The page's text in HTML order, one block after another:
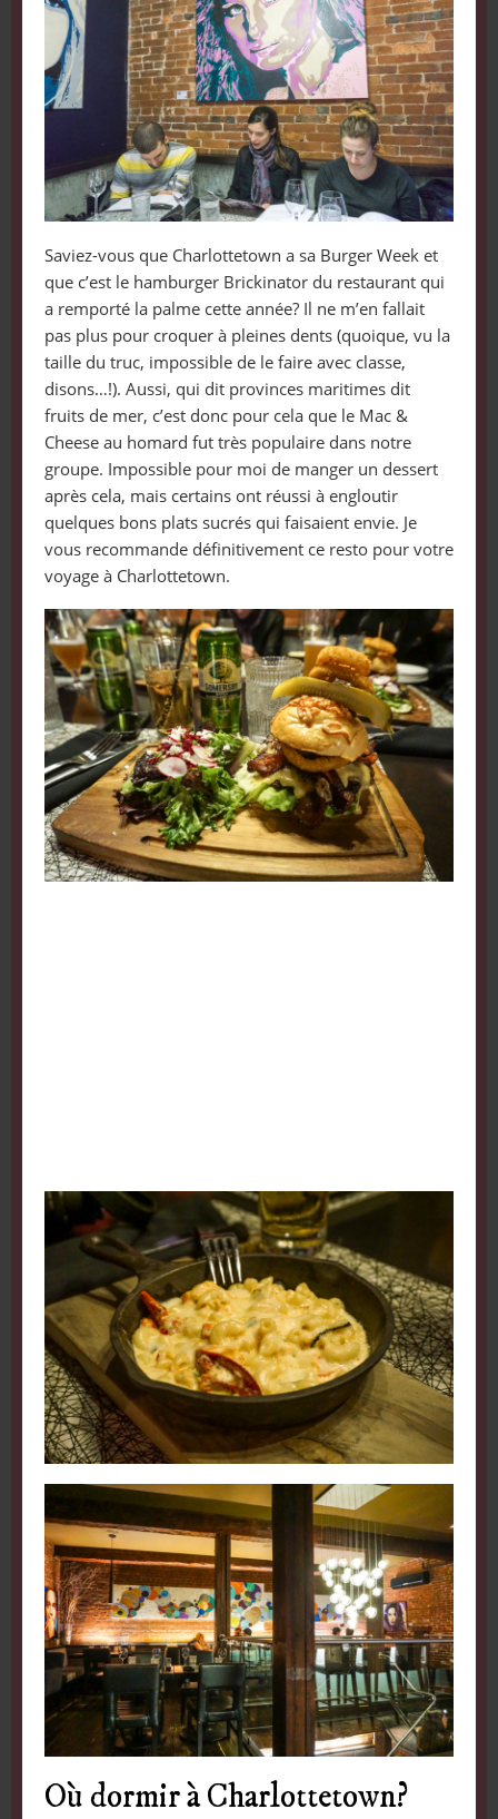
Saviez-vous que Charlottetown a sa Burger Week et
que c’est le hamburger Brickinator du restaurant qui
a remporté la palme cette année? Il ne m’en fallait
pas plus pour croquer à pleines dents (quoique, vu la
taille du truc, impossible de le faire avec classe,
disons…!). Aussi, qui dit provinces maritimes dit
fruits de mer, c’est donc pour cela que le Mac &
Cheese au homard fut très populaire dans notre
groupe. Impossible pour moi de manger un dessert
après cela, mais certains ont réussi à engloutir
quelques bons plats sucrés qui faisaient envie. Je
vous recommande définitivement ce resto pour votre
voyage à Charlottetown.
Où dormir à Charlottetown?